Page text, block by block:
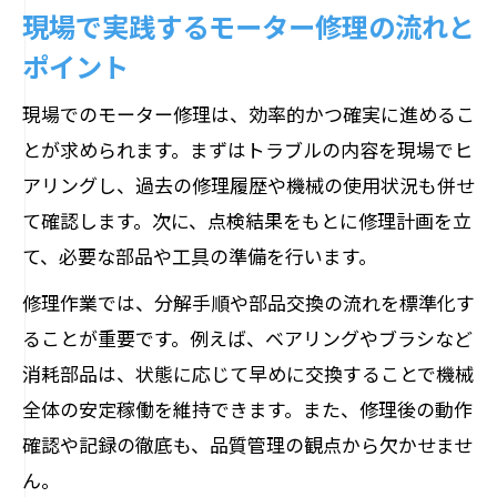
ンス術
現場で役立つモーター簡単メンテナンス
手順
現場で実践するモーター修理の流れと
ポイント
現場でのモーター修理は、効率的かつ確実に進めるこ
とが求められます。まずはトラブルの内容を現場でヒ
アリングし、過去の修理履歴や機械の使用状況も併せ
て確認します。次に、点検結果をもとに修理計画を立
て、必要な部品や工具の準備を行います。
修理作業では、分解手順や部品交換の流れを標準化す
ることが重要です。例えば、ベアリングやブラシなど
消耗部品は、状態に応じて早めに交換することで機械
全体の安定稼働を維持できます。また、修理後の動作
確認や記録の徹底も、品質管理の観点から欠かせませ
ん。